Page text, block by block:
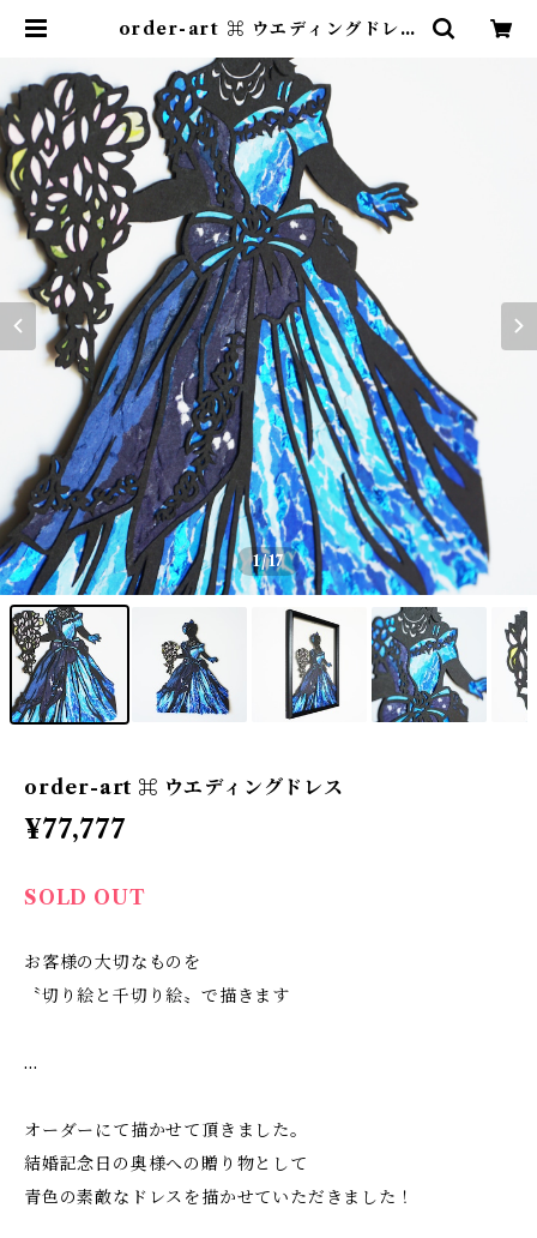
order-art ⌘ ウエディングドレス
1/17
order-art ⌘ ウエディングドレス
¥77,777
SOLD OUT
お客様の大切なものを
〝切り絵と千切り絵〟で描きます
…
オーダーにて描かせて頂きました。
結婚記念日の奥様への贈り物として
青色の素敵なドレスを描かせていただきました！